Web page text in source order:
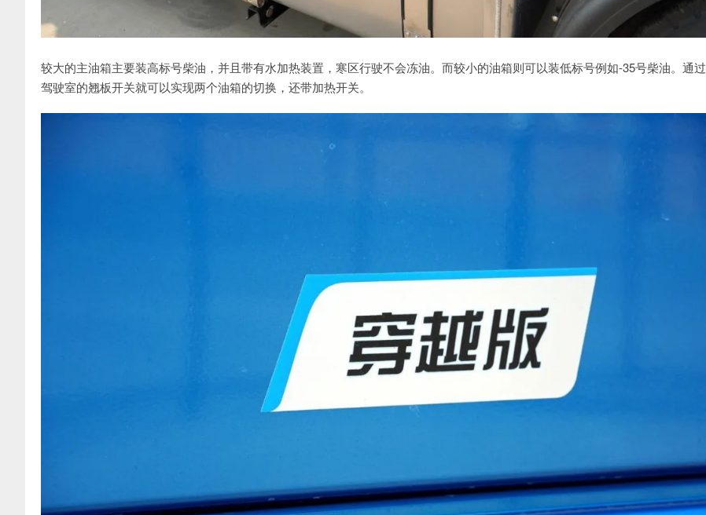
较大的主油箱主要装高标号柴油，并且带有水加热装置，寒区行驶不会冻油。而较小的油箱则可以装低标号例如-35号柴油。通过
驾驶室的翘板开关就可以实现两个油箱的切换，还带加热开关。